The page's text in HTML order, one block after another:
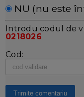
NU (nu este
Introdu codul de
0218026
Cod: